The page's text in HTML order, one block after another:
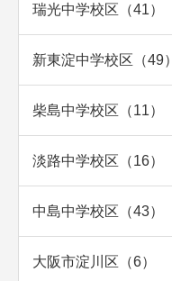
瑞光中学校区（41）
新東淀中学校区（49）
柴島中学校区（11）
淡路中学校区（16）
中島中学校区（43）
大阪市淀川区（6）